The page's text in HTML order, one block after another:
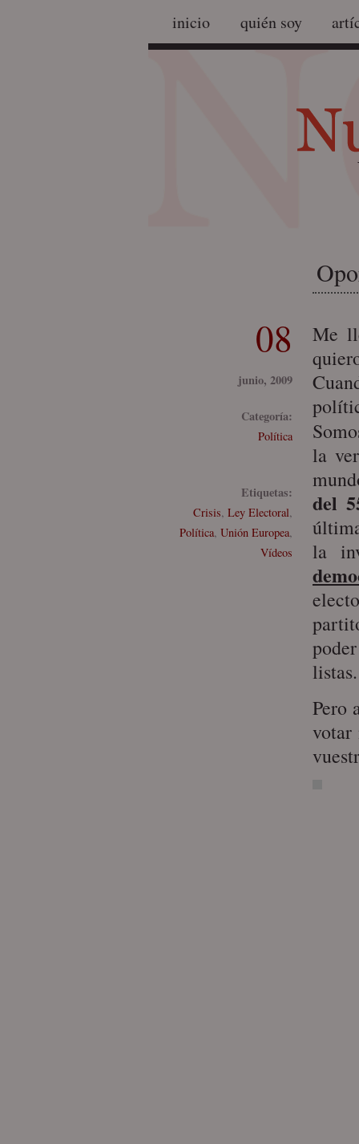
inicio quién soy
08
junio, 2009
Categoría:
Política
Etiquetas:
Crisis, Ley Electoral,
Política, Unión Europea,
Vídeos
Me
la
del
la
Pero